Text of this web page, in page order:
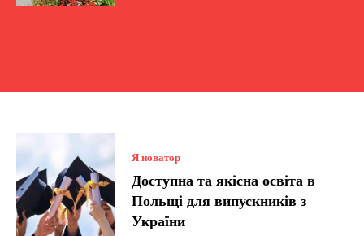
Я новатор
Доступна та якісна освіта в
Польщі для випускників з
України